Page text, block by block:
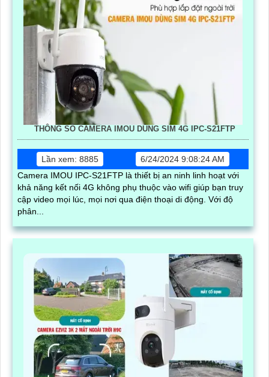
THÔNG SỐ CAMERA IMOU DÙNG SIM 4G IPC-S21FTP
Lần xem: 8885
6/24/2024 9:08:24 AM
Camera IMOU IPC-S21FTP là thiết bị an ninh linh hoạt với
khả năng kết nối 4G không phụ thuộc vào wifi giúp bạn truy
cập video mọi lúc, mọi nơi qua điện thoại di động. Với độ
phân...